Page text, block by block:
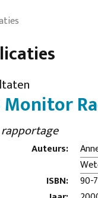
Monitor
Auteurs:
ISBN:
90-